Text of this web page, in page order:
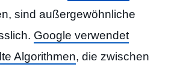
sind außergewöhnliche
Google verwendet
Algorithmen, die zwischen